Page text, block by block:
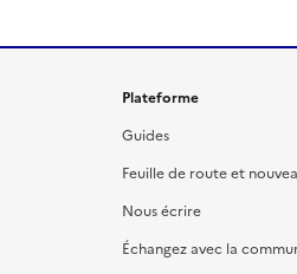
Plateforme
Guides
Feuille de route et
Nous écrire
Échangez avec la